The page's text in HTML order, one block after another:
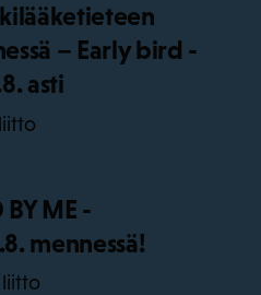
– Early bird -
asti
ME -
mennessä!